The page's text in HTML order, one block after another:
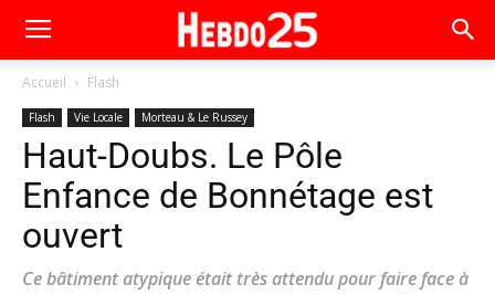
Accueil Flash
Flash Vie Locale Morteau & Le Russey
Haut-Doubs. Le Pôle
Enfance de Bonnétage est
ouvert
Ce bâtiment atypique était très attendu pour faire face à